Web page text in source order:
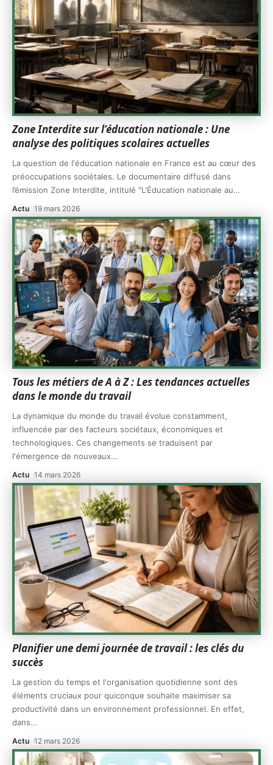
Zone Interdite sur l’éducation nationale : Une
analyse des politiques scolaires actuelles
La question de l'éducation nationale en France est au cœur des
préoccupations sociétales. Le documentaire diffusé dans
l’émission Zone Interdite, intitulé "L'Éducation nationale au…
Actu 19 mars 2026
Tous les métiers de A à Z : Les tendances actuelles
dans le monde du travail
La dynamique du monde du travail évolue constamment,
influencée par des facteurs sociétaux, économiques et
technologiques. Ces changements se traduisent par
l'émergence de nouveaux…
Actu 14 mars 2026
Planifier une demi journée de travail : les clés du
succès
La gestion du temps et l'organisation quotidienne sont des
éléments cruciaux pour quiconque souhaite maximiser sa
productivité dans un environnement professionnel. En effet,
dans…
Actu 12 mars 2026